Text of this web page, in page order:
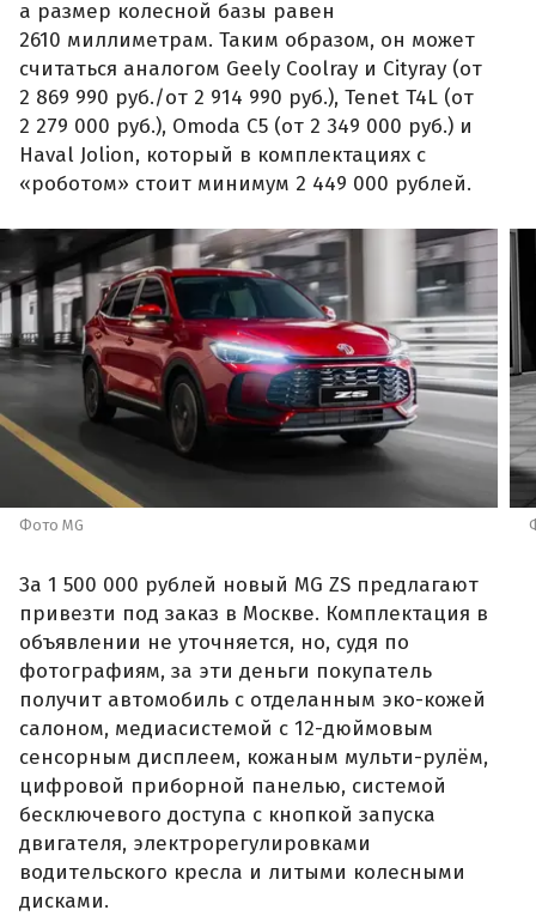
а размер колесной базы равен
2610 миллиметрам. Таким образом, он может
считаться аналогом Geely Coolray и Cityray (от
2 869 990 руб./от 2 914 990 руб.), Tenet T4L (от
2 279 000 руб.), Omoda C5 (от 2 349 000 руб.) и
Haval Jolion, который в комплектациях с
«роботом» стоит минимум 2 449 000 рублей.
Фото MG
За 1 500 000 рублей новый MG ZS предлагают
привезти под заказ в Москве. Комплектация в
объявлении не уточняется, но, судя по
фотографиям, за эти деньги покупатель
получит автомобиль с отделанным эко-кожей
салоном, медиасистемой с 12-дюймовым
сенсорным дисплеем, кожаным мульти-рулём,
цифровой приборной панелью, системой
бесключевого доступа с кнопкой запуска
двигателя, электрорегулировками
водительского кресла и литыми колесными
дисками.